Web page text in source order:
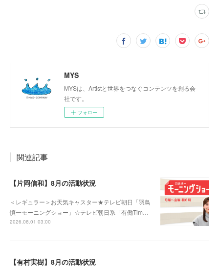
MYS
MYSは、Artistと世界をつなぐコンテンツを創る会
社です。
フォロー
関連記事
【片岡信和】8月の活動状況
＜レギュラー＞お天気キャスター★テレビ朝日「羽鳥
慎一モーニングショー」☆テレビ朝日系「有働Tim…
2026.08.01 03:00
【有村実樹】8月の活動状況